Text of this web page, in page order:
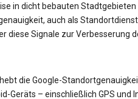
in dicht bebauten Stadtgebieten
auch als
diese Signale zur Verbesserung
die Google-
Geräts – einschließlich GPS und